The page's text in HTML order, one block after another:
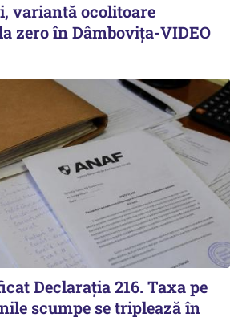
variantă ocolitoare
zero în Dâmbovița-VIDEO
Declarația 216. Taxa pe
scumpe se triplează în